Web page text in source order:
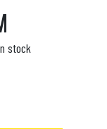
stock